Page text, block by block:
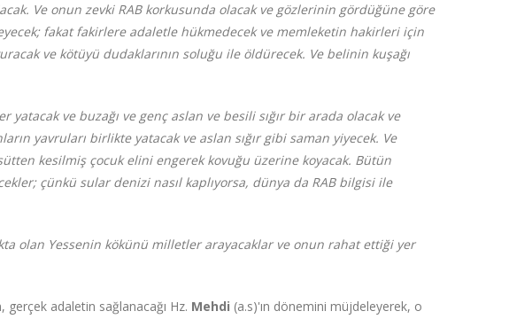
Ve onun zevki RAB korkusunda olacak ve gözlerinin gördüğüne göre
fakat fakirlere adaletle hükmedecek ve memleketin hakirleri için
ve kötüyü dudaklarının soluğu ile öldürecek. Ve belinin kuşağı
ve buzağı ve genç aslan ve besili sığır bir arada olacak ve
yavruları birlikte yatacak ve aslan sığır gibi saman yiyecek. Ve
kesilmiş çocuk elini engerek kovuğu üzerine koyacak. Bütün
çünkü sular denizi nasıl kaplıyorsa, dünya da RAB bilgisi ile
olan Yessenin kökünü milletler arayacaklar ve onun rahat ettiği yer
adaletin sağlanacağı Hz. Mehdi (a.s)'ın dönemini müjdeleyerek, o